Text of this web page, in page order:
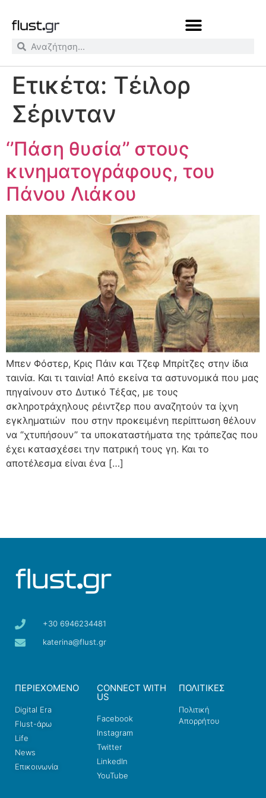
Ετικέτα: Τέιλορ
Σέρινταν
‘’Πάση θυσία’’ στους
κινηματογράφους, του
Πάνου Λιάκου
Μπεν Φόστερ, Κρις Πάιν και Τζεφ Μπρίτζες στην ίδια
ταινία. Και τι ταινία! Από εκείνα τα αστυνομικά που μας
πηγαίνουν στο Δυτικό Τέξας, με τους
σκληροτράχηλους ρέιντζερ που αναζητούν τα ίχνη
εγκληματιών που στην προκειμένη περίπτωση θέλουν
να ‘’χτυπήσουν’’ τα υποκαταστήματα της τράπεζας που
έχει κατασχέσει την πατρική τους γη. Και το
αποτέλεσμα είναι ένα […]
+30 6946234481
katerina@flust.gr
ΠΕΡΙΕΧΟΜΕΝΟ
Digital Era
Flust-άρω
Life
News
Επικοινωνία
CONNECT WITH
US
Facebook
Instagram
Twitter
LinkedIn
YouTube
ΠΟΛΙΤΙΚΕΣ
Πολιτική
Απορρήτου